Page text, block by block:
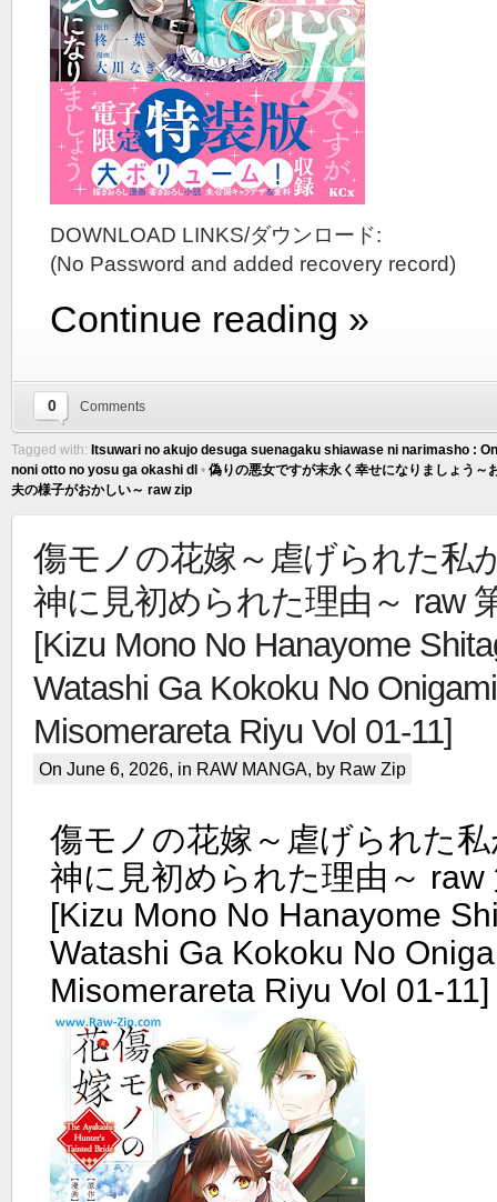
DOWNLOAD LINKS/ダウンロード:
(No Password and added recovery record)
Continue reading »
0 Comments
Tagged with: Itsuwari no akujo desuga suenagaku shiawase ni narimasho :
noni otto no yosu ga okashi dl • 偽りの悪女ですが末永く幸せになりましょう～
夫の様子がおかしい～ raw zip
傷モノの花嫁～虐げられた私
神に見初められた理由～ raw
[Kizu Mono No Hanayome
Watashi Ga Kokoku No
Misomerareta Riyu Vol 01-11]
On June 6, 2026, in RAW MANGA, by Raw Zip
傷モノの花嫁～虐げられた
神に見初められた理由～ raw
[Kizu Mono No Hanayome
Watashi Ga Kokoku No
Misomerareta Riyu Vol 01-11]